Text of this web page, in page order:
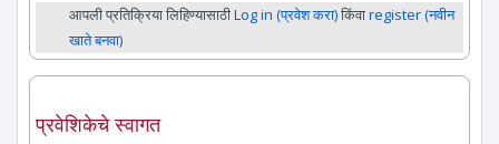
आपली प्रतिक्रिया लिहिण्यासाठीLog in (प्रवेश करा)किंवाregister (नवीन
खाते बनवा)
प्रवेशिकेचे स्वागत